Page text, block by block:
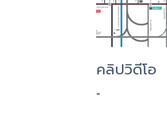
คลิปวิดีโอ
-